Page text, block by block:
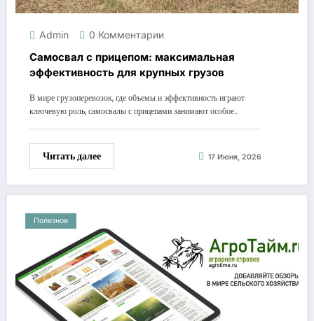
Admin 0 Комментарии
Самосвал с прицепом: максимальная
эффективность для крупных грузов
В мире грузоперевозок, где объемы и эффективность играют
ключевую роль, самосвалы с прицепами занимают особое…
Читать далее 17 Июня, 2026
Полезное